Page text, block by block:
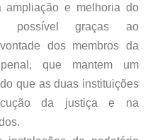
ampliação e melhoria do
possível graças ao
dos membros da
que mantem um
que as duas instituições
da justiça e na